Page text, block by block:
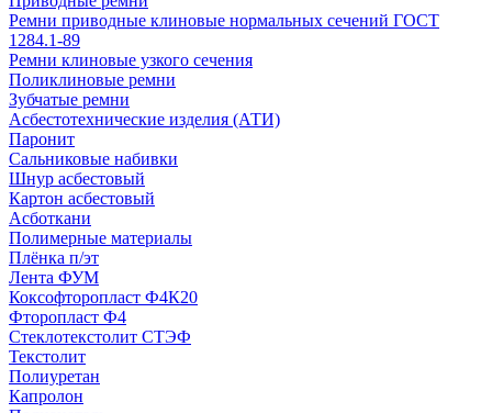
Ремни приводные клиновые нормальных сечений ГОСТ
1284.1-89
Ремни клиновые узкого сечения
Поликлиновые ремни
Зубчатые ремни
Асбестотехнические изделия (АТИ)
Паронит
Сальниковые набивки
Шнур асбестовый
Картон асбестовый
Асботкани
Полимерные материалы
Плёнка п/эт
Лента ФУМ
Коксофторопласт Ф4К20
Фторопласт Ф4
Стеклотекстолит СТЭФ
Текстолит
Полиуретан
Капролон